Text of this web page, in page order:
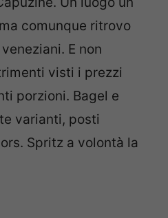
comunque ritrovo
E non
visti i prezzi
porzioni. Bagel e
varianti, posti
Spritz a volontà la